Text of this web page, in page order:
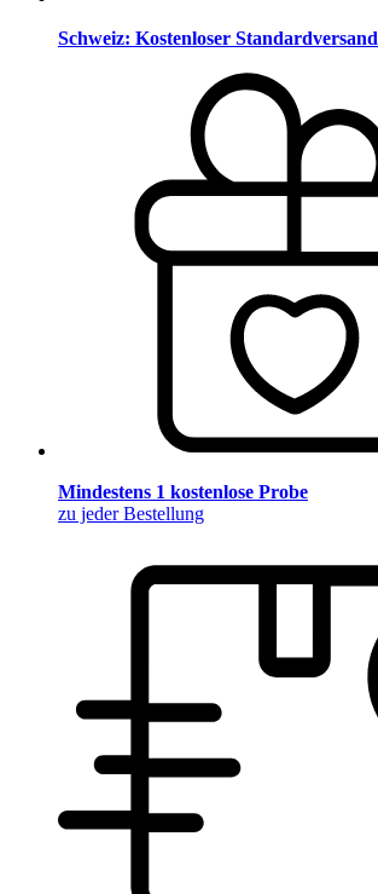
Schweiz: Kostenloser Standardversand
Mindestens 1 kostenlose Probe
zu jeder Bestellung